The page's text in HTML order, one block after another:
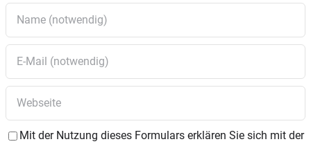
Wasserburg lädt herzlich dazu ein, diese
beeindruckende Sammlung von
„Fotokunstwerken“ zu erleben und mit den
Künstlern ins Gespräch zu kommen.
Fotogruppe Wasserburg
unterhttps://fotogruppe-wasserburg.de.
Mit der Nutzung dieses Formulars erklären Sie sich mit der